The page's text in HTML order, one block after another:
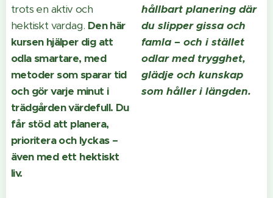
trots en aktiv och
hektiskt vardag. Den här
kursen hjälper dig att
odla smartare, med
metoder som sparar tid
och gör varje minut i
trädgården värdefull. Du
får stöd att planera,
prioritera och lyckas –
även med ett hektiskt
liv.
hållbart planering där
du slipper gissa och
famla – och i stället
odlar med trygghet,
glädje och kunskap
som håller i längden.